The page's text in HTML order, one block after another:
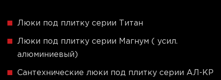
Люки под плитку серии Титан
Люки под плитку серии Магнум ( усил.
алюминиевый)
Сантехнические люки под плитку серии АЛ-КР